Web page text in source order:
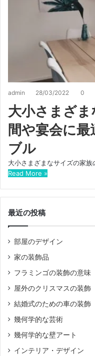
admin 28/03/2022 0
大小さまざ
間や宴会に
ブル
大小さまざまなサイズの家
Read More »
最近の投稿
部屋のデザイン
家の装飾品
フラミンゴの装飾の意味
屋外のクリスマスの装飾
結婚式のための車の装飾
幾何学的な芸術
幾何学的な壁アート
インテリア・デザイン